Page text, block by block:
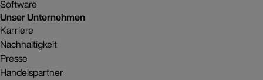
Software
Unser Unternehmen
Karriere
Nachhaltigkeit
Presse
Handelspartner